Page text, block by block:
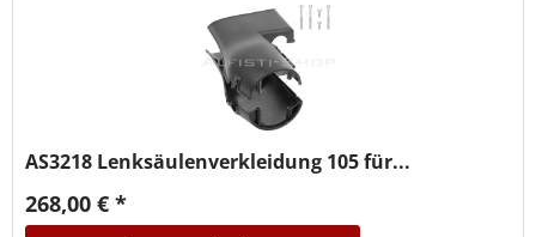
AS3218 Lenksäulenverkleidung 105 für...
268,00 € *